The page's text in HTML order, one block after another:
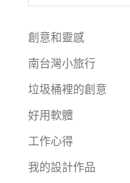
創意和靈感
南台灣小旅行
垃圾桶裡的創意
好用軟體
工作心得
我的設計作品